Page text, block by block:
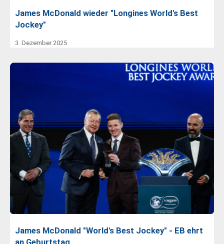
James McDonald wieder "Longines World's Best
Jockey"
3. Dezember 2025
James McDonald "World's Best Jockey" - EB ehrt